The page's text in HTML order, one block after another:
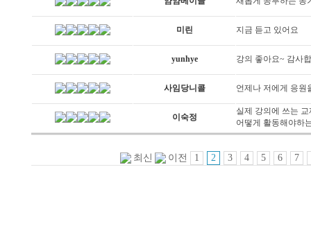
미린 지금 듣고 있어요
yunhye 강의 좋아요~ 감사
사임당니콜 언제나 저에게 응원
이숙정
실제 강의에 쓰는
어떻게 활동해야하
최신 이전 1 2 3 4 5 6 7